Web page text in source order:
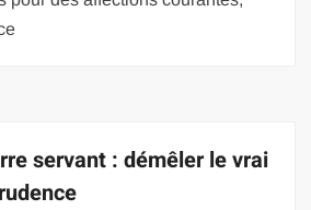
servant : démêler le vrai